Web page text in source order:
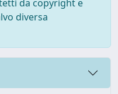
da copyright e
diversa